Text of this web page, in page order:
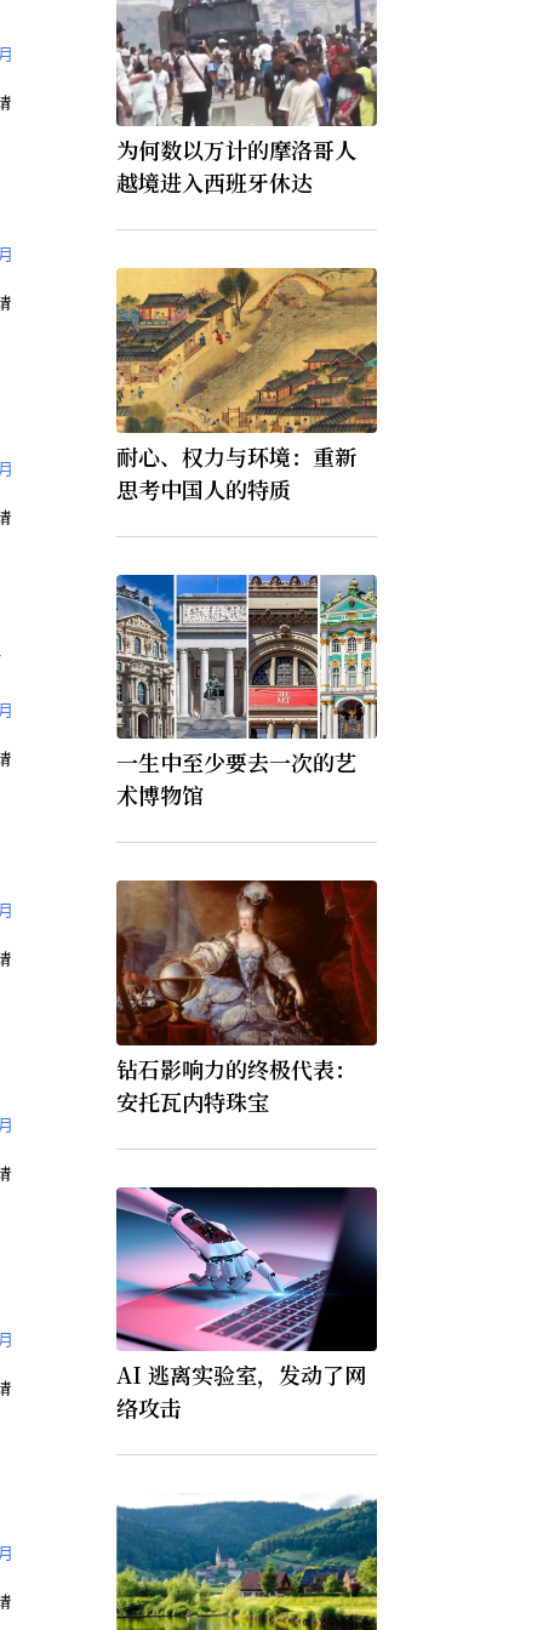
为何数以万计的摩洛哥人
越境进入西班牙休达
耐心、权力与环境：重新
思考中国人的特质
一生中至少要去一次的艺
术博物馆
钻石影响力的终极代表：
安托瓦内特珠宝
AI 逃离实验室，发动了网
络攻击